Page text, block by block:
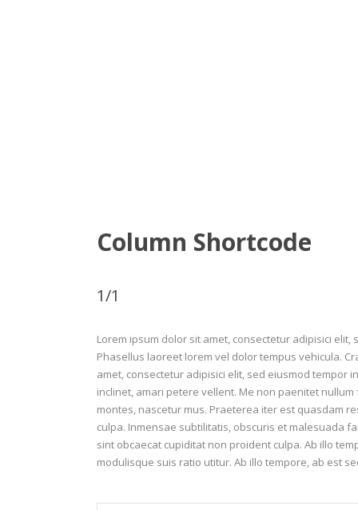
Column Shortcode
1/1
Lorem ipsum dolor sit amet, consectetur adipisici
Phasellus laoreet lorem vel dolor tempus vehicula.
amet, consectetur adipisici elit, sed eiusmod tempor
inclinet, amari petere vellent. Me non paenitet
montes, nascetur mus. Praeterea iter est quasdam
culpa. Inmensae subtilitatis, obscuris et malesuada
sint obcaecat cupiditat non proident culpa. Ab illo
modulisque suis ratio utitur. Ab illo tempore, ab est